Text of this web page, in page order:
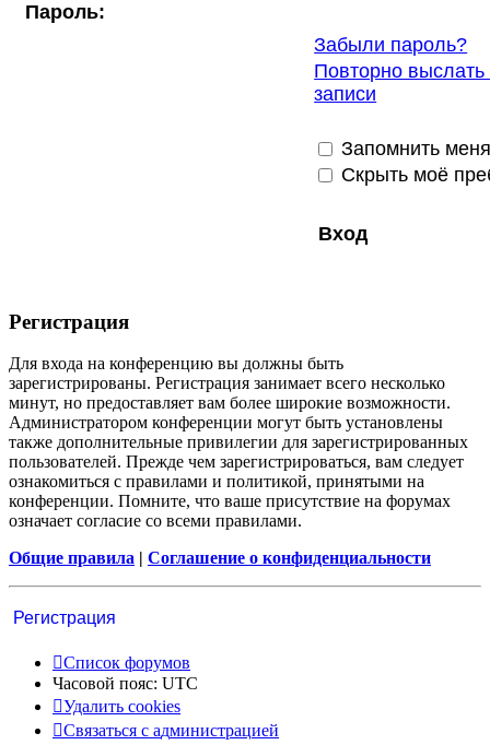
Пароль:
Забыли пароль?
Повторно выслать
записи
Запомнить
Скрыть моё
Регистрация
Для входа на конференцию вы должны быть
зарегистрированы. Регистрация занимает всего несколько
минут, но предоставляет вам более широкие возможности.
Администратором конференции могут быть установлены
также дополнительные привилегии для зарегистрированных
пользователей. Прежде чем зарегистрироваться, вам следует
ознакомиться с правилами и политикой, принятыми на
конференции. Помните, что ваше присутствие на форумах
означает согласие со всеми правилами.
Общие правила | Соглашение о конфиденциальности
Регистрация
Список форумов
Часовой пояс: UTC
Удалить cookies
Связаться
Связаться с администрацией